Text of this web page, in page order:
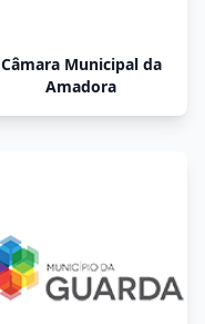
Câmara Municipal da
Amadora